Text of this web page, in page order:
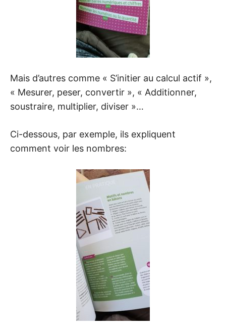
Mais d’autres comme « S’initier au calcul actif »,
« Mesurer, peser, convertir », « Additionner,
soustraire, multiplier, diviser »…
Ci-dessous, par exemple, ils expliquent
comment voir les nombres: